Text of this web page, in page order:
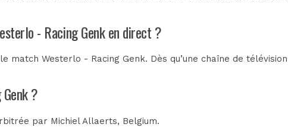
- Racing Genk en direct ?
match Westerlo - Racing Genk. Dès qu’une chaîne de
?
par Michiel Allaerts, Belgium.